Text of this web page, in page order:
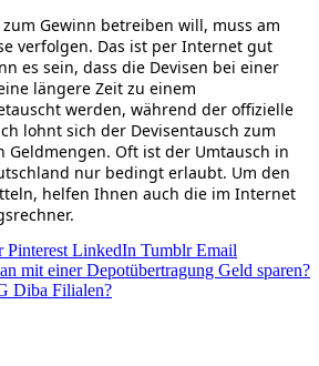
Gewinn betreiben will, muss am
verfolgen. Das ist per Internet gut
es sein, dass die Devisen bei einer
längere Zeit zu einem
werden, während der offizielle
lohnt sich der Devisentausch zum
Geldmengen. Oft ist der Umtausch in
nur bedingt erlaubt. Um den
helfen Ihnen auch die im Internet
Pinterest LinkedIn Tumblr Email
mit einer Depotübertragung Geld sparen?
Diba Filialen?